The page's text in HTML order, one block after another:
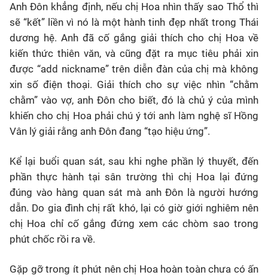
Anh Đôn khẳng định, nếu chị Hoa nhìn thấy sao Thổ thì
sẽ “kết” liền vì nó là một hành tinh đẹp nhất trong Thái
dương hệ. Anh đã cố gắng giải thích cho chị Hoa về
kiến thức thiên văn, và cũng đặt ra mục tiêu phải xin
được “add nickname” trên diễn đàn của chị mà không
xin số điện thoại. Giải thích cho sự việc nhìn “chằm
chằm” vào vợ, anh Đôn cho biết, đó là chủ ý của mình
khiến cho chị Hoa phải chú ý tới anh làm nghệ sĩ Hồng
Vân lý giải rằng anh Đôn đang “tạo hiệu ứng”.
Kể lại buổi quan sát, sau khi nghe phần lý thuyết, đến
phần thực hành tại sân trường thì chị Hoa lại đứng
đúng vào hàng quan sát mà anh Đôn là người hướng
dẫn. Do gia đình chị rất khó, lại có giờ giới nghiêm nên
chị Hoa chỉ cố gắng đứng xem các chòm sao trong
phút chốc rồi ra về.
Gặp gỡ trong ít phút nên chị Hoa hoàn toàn chưa có ấn